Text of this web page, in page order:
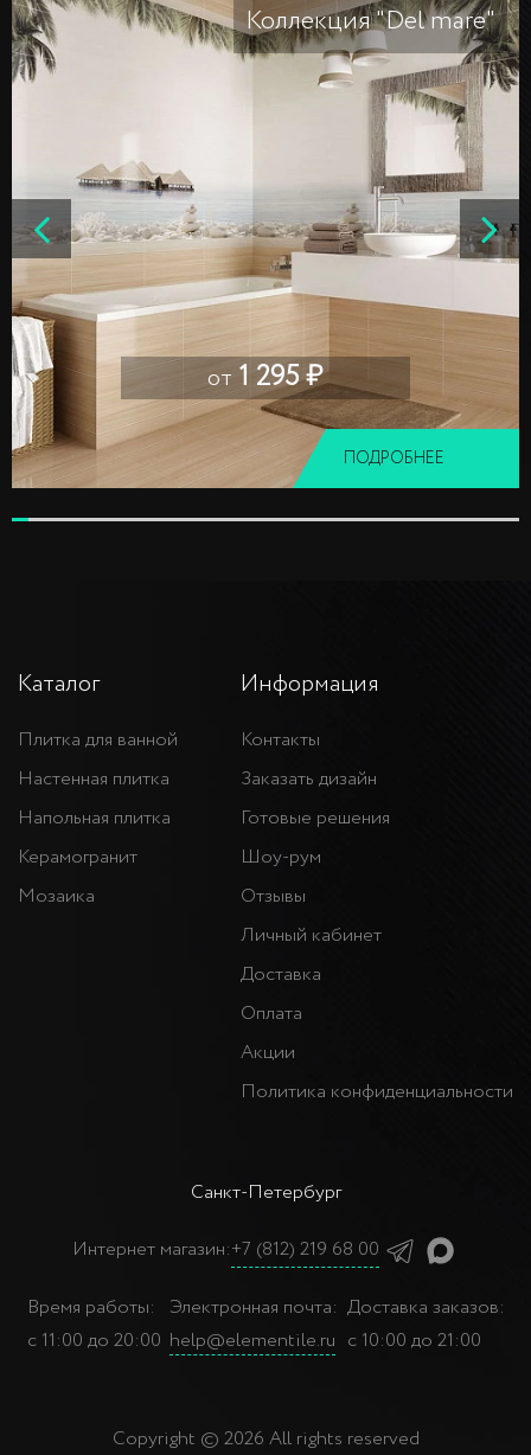
Коллекция "Del mare"
от 1 295 ₽
ПОДРОБНЕЕ
Санкт-Петербург
Интернет магазин:+7 (812) 219 68 00
Время работы:
с 11:00 до 20:00
Электронная почта:
help@elementile.ru
Доставка заказов:
с 10:00 до 21:00
Каталог
Плитка для ванной
Настенная плитка
Напольная плитка
Керамогранит
Мозаика
Информация
Контакты
Заказать дизайн
Готовые решения
Шоу-рум
Отзывы
Личный кабинет
Доставка
Оплата
Акции
Политика конфиденциальности
Copyright © 2026 All rights reserved